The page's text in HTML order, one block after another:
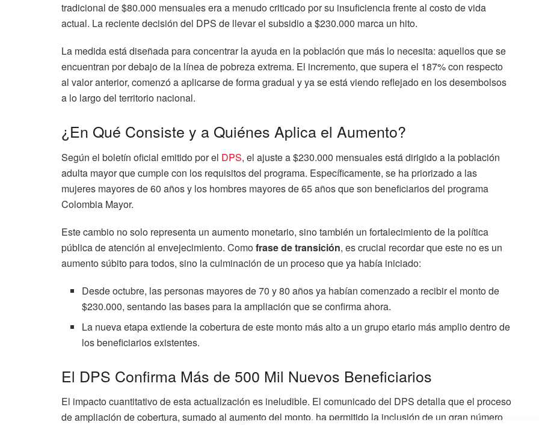
tradicional de $80.000 mensuales era a menudo criticado por su insuficiencia frente al costo de vida
actual. La reciente decisión del DPS de llevar el subsidio a $230.000 marca un hito.
La medida está diseñada para concentrar la ayuda en la población que más lo necesita: aquellos que se
encuentran por debajo de la línea de pobreza extrema. El incremento, que supera el 187% con respecto
al valor anterior, comenzó a aplicarse de forma gradual y ya se está viendo reflejado en los desembolsos
a lo largo del territorio nacional.
¿En Qué Consiste y a Quiénes Aplica el Aumento?
Según el boletín oficial emitido por el DPS, el ajuste a $230.000 mensuales está dirigido a la población
adulta mayor que cumple con los requisitos del programa. Específicamente, se ha priorizado a las
mujeres mayores de 60 años y los hombres mayores de 65 años que son beneficiarios del programa
Colombia Mayor.
Este cambio no solo representa un aumento monetario, sino también un fortalecimiento de la política
pública de atención al envejecimiento. Comofrase de transición, es crucial recordar que este no es un
aumento súbito para todos, sino la culminación de un proceso que ya había iniciado:
Desde octubre, las personas mayores de 70 y 80 años ya habían comenzado a recibir el monto de
$230.000, sentando las bases para la ampliación que se confirma ahora.
La nueva etapa extiende la cobertura de este monto más alto a un grupo etario más amplio dentro de
los beneficiarios existentes.
El DPS Confirma Más de 500 Mil Nuevos Beneficiarios
El impacto cuantitativo de esta actualización es ineludible. El comunicado del DPS detalla que el proceso
de ampliación de cobertura, sumado al aumento del monto, ha permitido la inclusión de un gran número